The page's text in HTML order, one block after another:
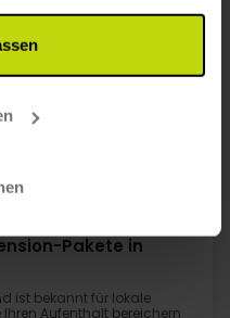
Standard oder
Pakete in
ist bekannt für lokale
Aufenthalt bereichern